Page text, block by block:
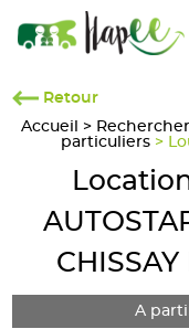
Retour
Accueil
>
particuliers >
CHISSAY
A